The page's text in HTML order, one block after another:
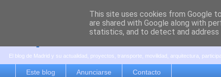
es por madrid
El blog de Madrid y su actualidad, proyectos, transporte, movilidad, arquitectura,
Este blog Anunciarse Contacto
This site uses cookies from Google
are shared with Google along with
statistics, and to detect and address